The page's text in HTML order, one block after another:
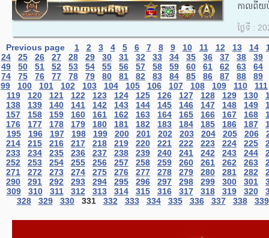
កាលពីយ
ថ្ងៃទី :
Previous page 1 2 3 4 5 6 7 8 9 10 11 12 13 14
24
25 26 27 28 29 30 31 32 33 34 35 36 37 38
39
49
50 51 52 53 54 55 56 57 58 59 60 61 62 63
64
74
75 76 77 78 79 80 81 82 83 84 85 86 87 88
89
99
100 101 102 103 104 105 106 107 108 109 110
111
119
120 121 122 123 124 125 126 127 128 129 130
138
139 140 141 142 143 144 145 146 147 148 149
157
158 159 160 161 162 163 164 165 166 167 168
176
177 178 179 180 181 182 183 184 185 186 187
195
196 197 198 199 200 201 202 203 204 205 206
214
215 216 217 218 219 220 221 222 223 224 225
233
234 235 236 237 238 239 240 241 242 243 244
252
253 254 255 256 257 258 259 260 261 262 263
271
272 273 274 275 276 277 278 279 280 281 282
290
291 292 293 294 295 296 297 298 299 300 301
309
310 311 312 313 314 315 316 317 318 319 320
328
329 330 331 332 333 334 335 336 337 338 339